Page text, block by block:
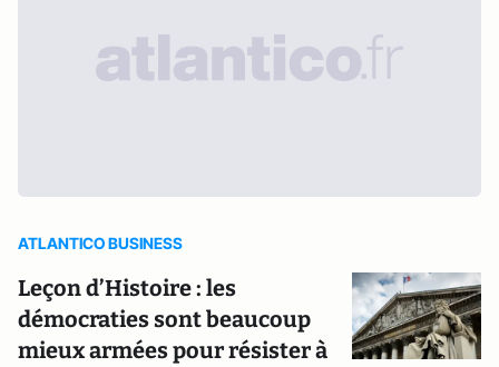
ATLANTICO BUSINESS
Leçon d’Histoire : les
démocraties sont beaucoup
mieux armées pour résister à